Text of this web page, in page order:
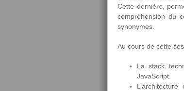
Cette dernière,
compréhension du
synonymes.
Au cours de cette
La stack
JavaScript.